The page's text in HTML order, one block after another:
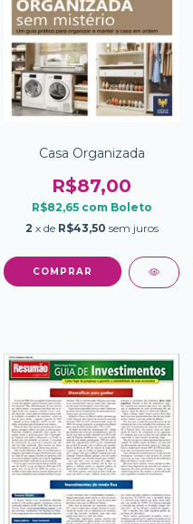
Casa Organizada
R$87,00
R$82,65 com Boleto
2 x de R$43,50 sem juros